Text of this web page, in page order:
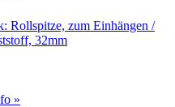
Rollspitze, zum Einhängen /
32mm
»